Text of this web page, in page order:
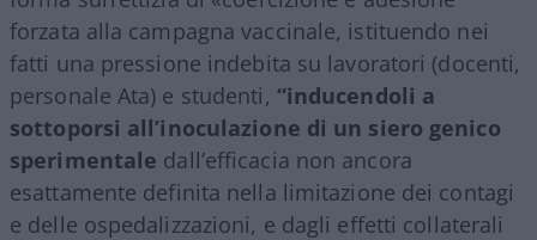
forzata alla campagna vaccinale, istituendo nei
fatti una pressione indebita su lavoratori (docenti,
personale Ata) e studenti, “inducendoli a
sottoporsi all’inoculazione di un siero genico
sperimentale dall’efficacia non ancora
esattamente definita nella limitazione dei contagi
e delle ospedalizzazioni, e dagli effetti collaterali